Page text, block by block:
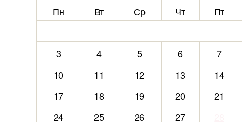
Пн
Вт Ср Чт Пт
3
4 5 6 7
10
11 12 13 14
17
18 19 20 21
24
25 26 27